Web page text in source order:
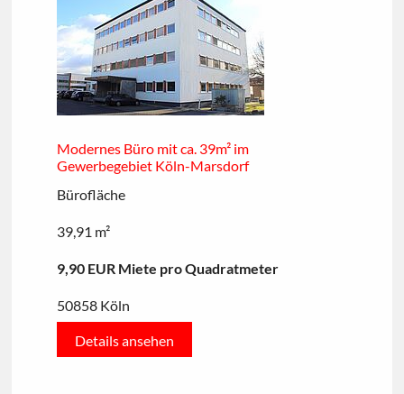
Modernes Büro mit ca. 39m² im
Gewerbegebiet Köln-Marsdorf
Bürofläche
39,91 m²
9,90 EUR Miete pro Quadratmeter
50858 Köln
Details ansehen